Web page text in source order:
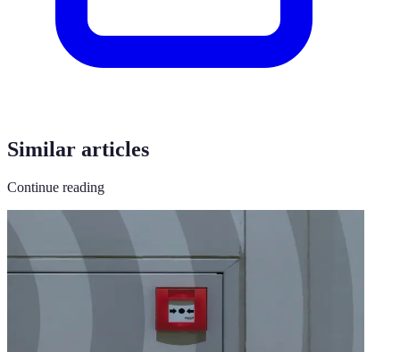
Similar articles
Continue reading